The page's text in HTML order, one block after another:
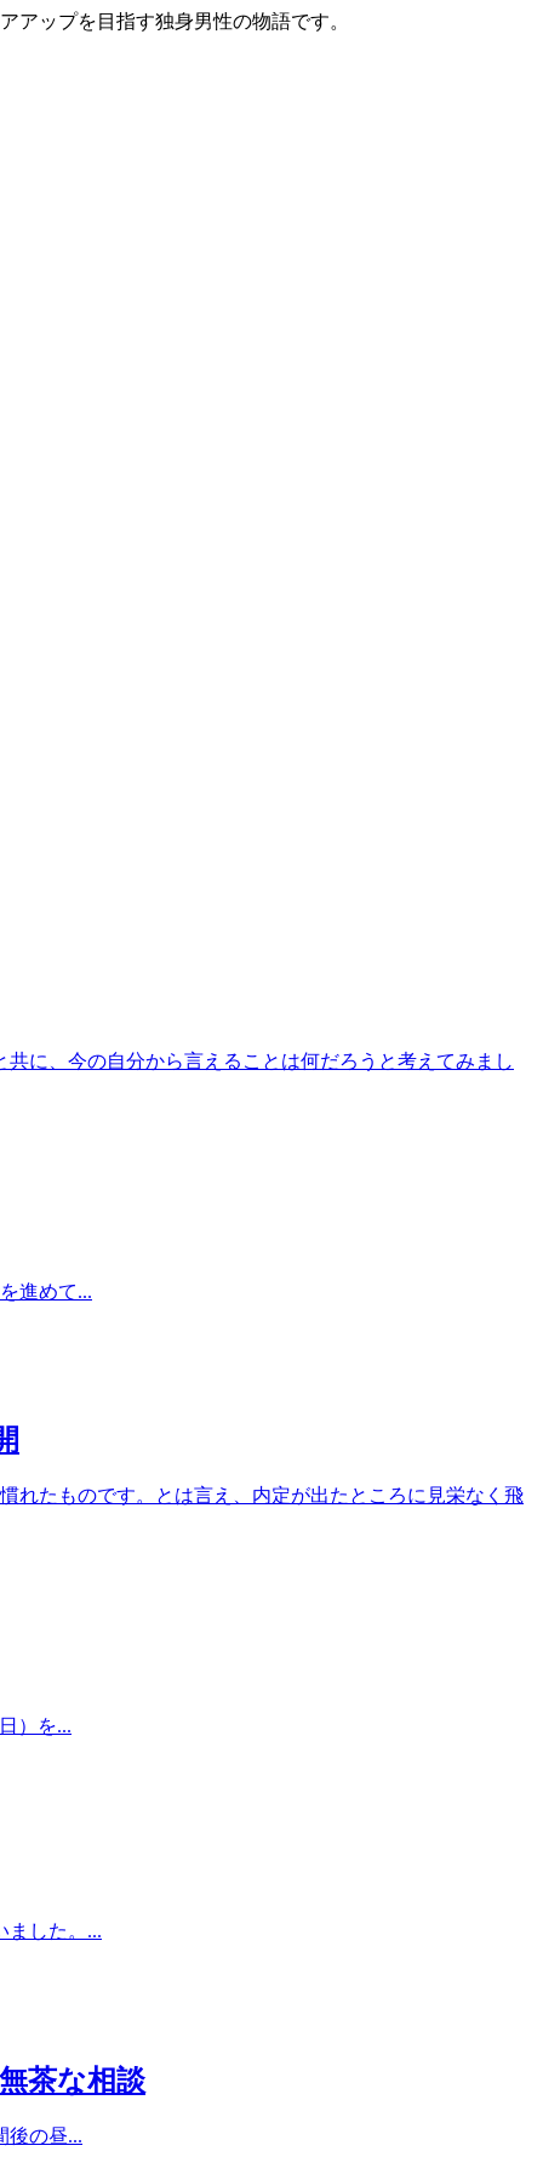
アップを目指す独身男性の物語です。
に、今の自分から言えることは何だろうと考えてみまし
進めて...
れたものです。とは言え、内定が出たところに見栄なく飛
）を...
ました。...
茶な相談
後の昼...